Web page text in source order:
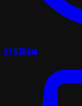
81 619 km